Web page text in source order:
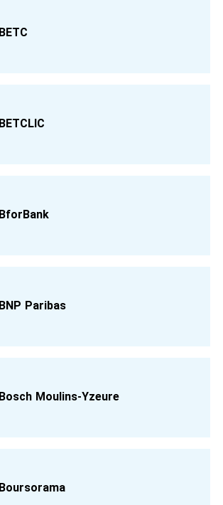
BETC
BETCLIC
BforBank
BNP Paribas
Bosch Moulins-Yzeure
Boursorama